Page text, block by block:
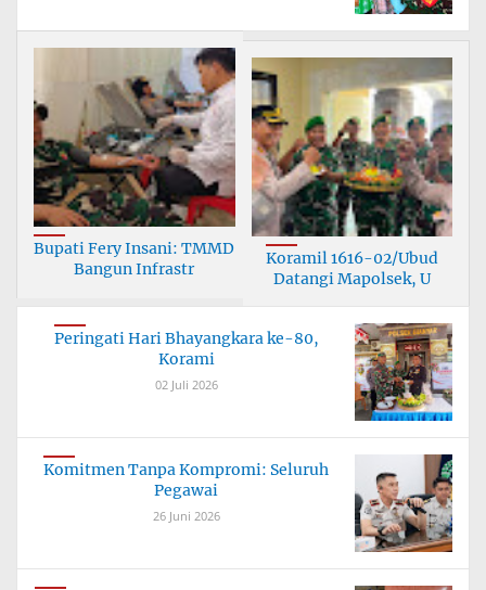
Bupati Fery Insani: TMMD
Bangun Infrastr
Koramil 1616-02/Ubud
Datangi Mapolsek, U
Peringati Hari Bhayangkara ke-80,
Korami
02 Juli 2026
Komitmen Tanpa Kompromi: Seluruh
Pegawai
26 Juni 2026